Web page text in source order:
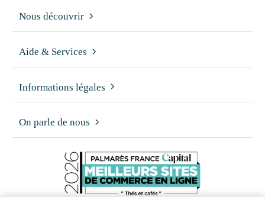
Nous découvrir
Aide & Services
Informations légales
On parle de nous